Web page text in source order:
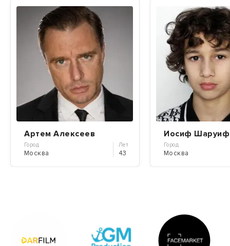
Артем Алексеев
Город
Москва
Лет
43
Иосиф Шаруиф
Город
Москва